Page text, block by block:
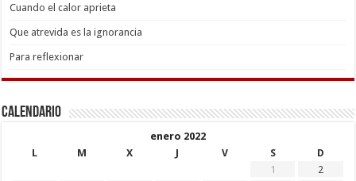
Cuando el calor aprieta
Que atrevida es la ignorancia
Para reflexionar
Calendario
enero 2022
L
M X J V S
D
1
2